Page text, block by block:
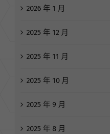
2026 年 1 月
2025 年 12 月
2025 年 11 月
2025 年 10 月
2025 年 9 月
2025 年 8 月